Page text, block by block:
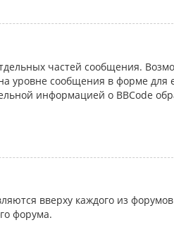
частей сообщения.
уровне сообщения в форме для
информацией о BBCode
вверху каждого из
форума.